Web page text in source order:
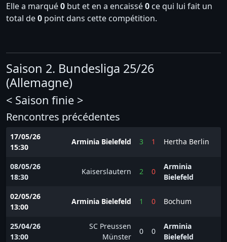
Elle a marqué0 but et en a encaissé0 ce qui lui fait un
total de0 point dans cette compétition.
Saison 2. Bundesliga 25/26
(Allemagne)
< Saison finie >
Rencontres précédentes
17/05/26
15:30
Arminia Bielefeld 3 1 Hertha Berlin
08/05/26
18:30
Kaiserslautern 2 0
Arminia
Bielefeld
02/05/26
13:00
Arminia Bielefeld 1 0 Bochum
25/04/26
13:00
SC Preussen
Münster
0 0
Arminia
Bielefeld